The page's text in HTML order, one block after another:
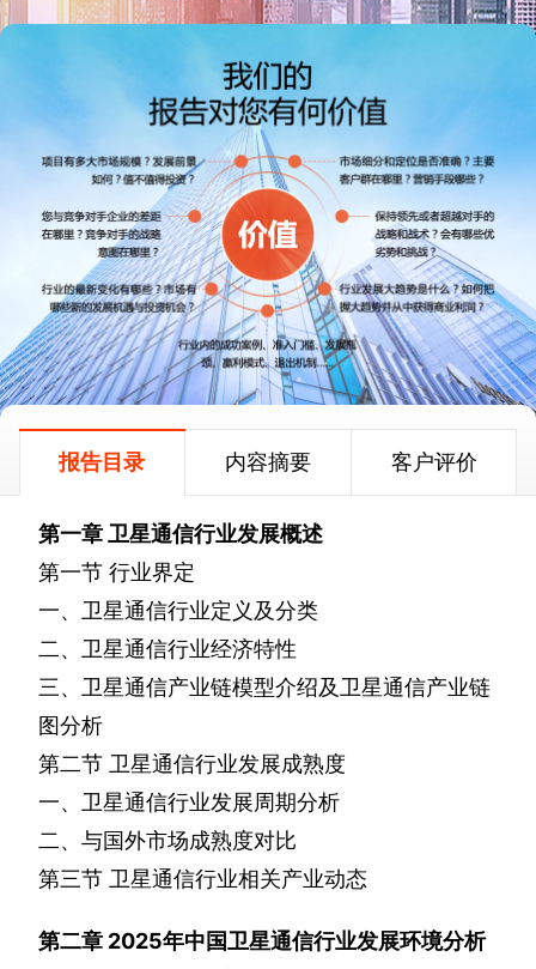
报告目录 内容摘要 客户评价
第一章 卫星通信行业发展概述
第一节 行业界定
一、卫星通信行业定义及分类
二、卫星通信行业经济特性
三、卫星通信产业链模型介绍及卫星通信产业链
图分析
第二节 卫星通信行业发展成熟度
一、卫星通信行业发展周期分析
二、与国外市场成熟度对比
第三节 卫星通信行业相关产业动态
第二章 2025年中国卫星通信行业发展环境分析